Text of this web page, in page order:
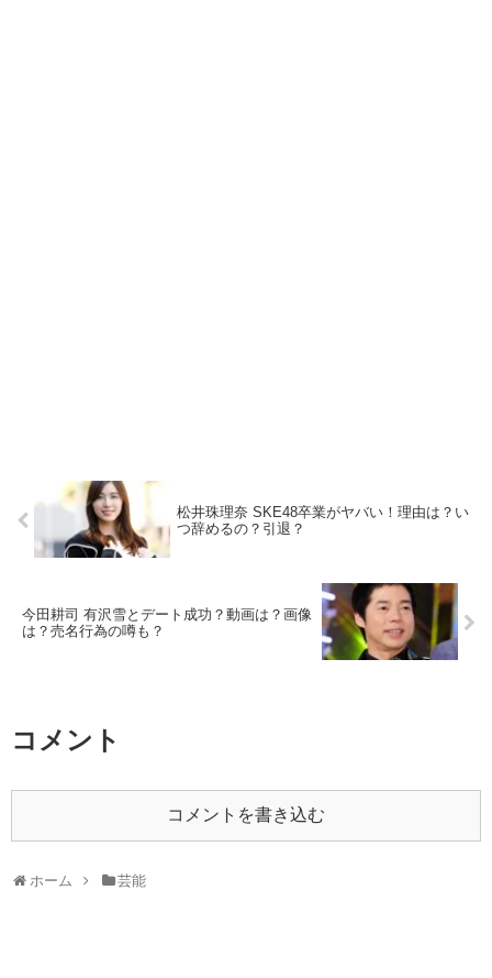
松井珠理奈 SKE48卒業がヤバい！理由は？い
つ辞めるの？引退？
今田耕司 有沢雪とデート成功？動画は？画像
は？売名行為の噂も？
コメント
コメントを書き込む
ホーム 芸能